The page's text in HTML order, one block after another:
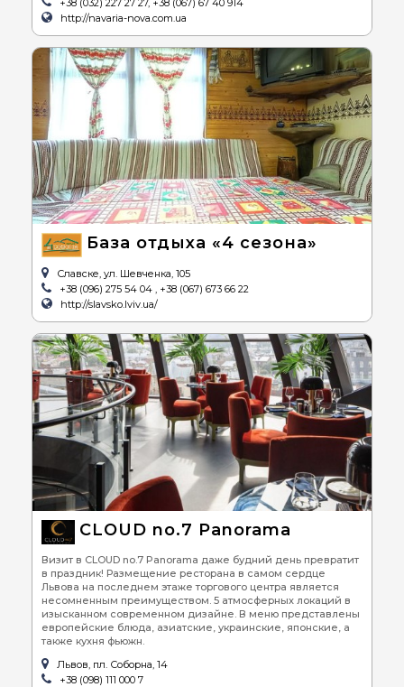
http://navaria-nova.com.ua
База отдыха «4 сезона»
Славске, ул. Шевченка, 105
+38 (096) 275 54 04 , +38 (067) 673 66 22
http://slavsko.lviv.ua/
CLOUD no.7 Panorama
Визит в CLOUD no.7 Panorama даже будний день превратит
в праздник! Размещение ресторана в самом сердце
Львова на последнем этаже торгового центра является
несомненным преимуществом. 5 атмосферных локаций в
изысканном современном дизайне. В меню представлены
европейские блюда, азиатские, украинские, японские, а
также кухня фьюжн.
Львов, пл. Соборна, 14
+38 (098) 111 000 7